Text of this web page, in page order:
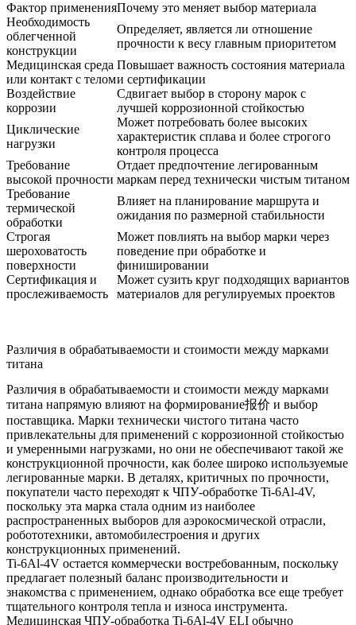
Фактор примененияПочему это меняет выбор материала
Необходимость
облегченной
конструкции
Определяет, является ли отношение
прочности к весу главным приоритетом
Медицинская среда
или контакт с телом
Повышает важность состояния материала
и сертификации
Воздействие
коррозии
Сдвигает выбор в сторону марок с
лучшей коррозионной стойкостью
Циклические
нагрузки
Может потребовать более высоких
характеристик сплава и более строгого
контроля процесса
Требование
высокой прочности
Отдает предпочтение легированным
маркам перед технически чистым титаном
Требование
термической
обработки
Влияет на планирование маршрута и
ожидания по размерной стабильности
Строгая
шероховатость
поверхности
Может повлиять на выбор марки через
поведение при обработке и
финишировании
Сертификация и
прослеживаемость
Может сузить круг подходящих вариантов
материалов для регулируемых проектов
Различия в обрабатываемости и стоимости между марками
титана
Различия в обрабатываемости и стоимости между марками
титана напрямую влияют на формирование报价 и выбор
поставщика. Марки технически чистого титана часто
привлекательны для применений с коррозионной стойкостью
и умеренными нагрузками, но они не обеспечивают такой же
конструкционной прочности, как более широко используемые
легированные марки. В деталях, критичных по прочности,
покупатели часто переходят к ЧПУ-обработке Ti-6Al-4V,
поскольку эта марка стала одним из наиболее
распространенных выборов для аэрокосмической отрасли,
робототехники, автомобилестроения и других
конструкционных применений.
Ti-6Al-4V остается коммерчески востребованным, поскольку
предлагает полезный баланс производительности и
знакомства с применением, однако обработка все еще требует
тщательного контроля тепла и износа инструмента.
Медицинская ЧПУ-обработка Ti-6Al-4V ELI обычно